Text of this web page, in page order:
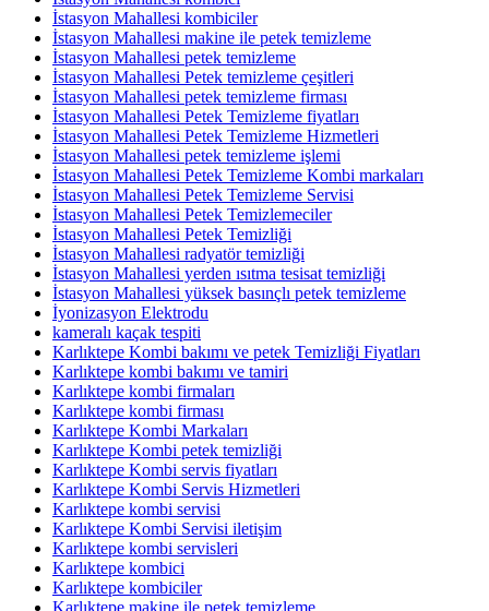
İstasyon Mahallesi kombiciler
İstasyon Mahallesi makine ile petek temizleme
İstasyon Mahallesi petek temizleme
İstasyon Mahallesi Petek temizleme çeşitleri
İstasyon Mahallesi petek temizleme firması
İstasyon Mahallesi Petek Temizleme fiyatları
İstasyon Mahallesi Petek Temizleme Hizmetleri
İstasyon Mahallesi petek temizleme işlemi
İstasyon Mahallesi Petek Temizleme Kombi markaları
İstasyon Mahallesi Petek Temizleme Servisi
İstasyon Mahallesi Petek Temizlemeciler
İstasyon Mahallesi Petek Temizliği
İstasyon Mahallesi radyatör temizliği
İstasyon Mahallesi yerden ısıtma tesisat temizliği
İstasyon Mahallesi yüksek basınçlı petek temizleme
İyonizasyon Elektrodu
kameralı kaçak tespiti
Karlıktepe Kombi bakımı ve petek Temizliği Fiyatları
Karlıktepe kombi bakımı ve tamiri
Karlıktepe kombi firmaları
Karlıktepe kombi firması
Karlıktepe Kombi Markaları
Karlıktepe Kombi petek temizliği
Karlıktepe Kombi servis fiyatları
Karlıktepe Kombi Servis Hizmetleri
Karlıktepe kombi servisi
Karlıktepe Kombi Servisi iletişim
Karlıktepe kombi servisleri
Karlıktepe kombici
Karlıktepe kombiciler
Karlıktepe makine ile petek temizleme